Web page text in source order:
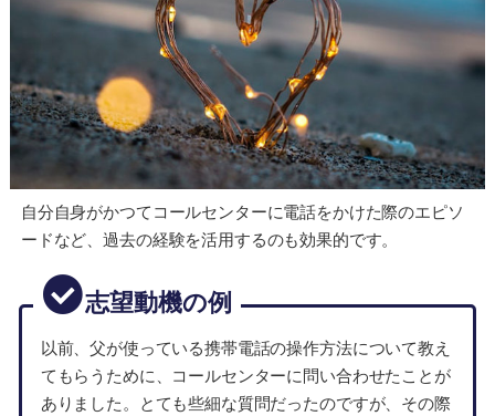
自分自身がかつてコールセンターに電話をかけた際のエピソ
ードなど、過去の経験を活用するのも効果的です。
志望動機の例
以前、父が使っている携帯電話の操作方法について教え
てもらうために、コールセンターに問い合わせたことが
ありました。とても些細な質問だったのですが、その際